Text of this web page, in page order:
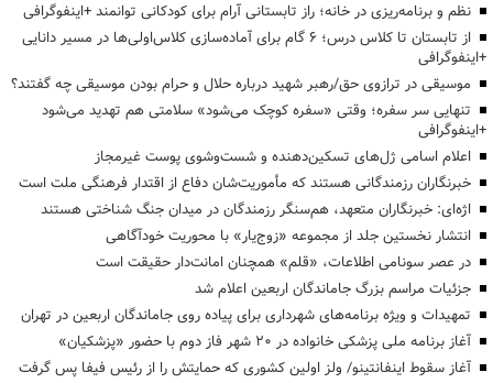
نظم و برنامه‌ریزی در خانه؛ راز تابستانی آرام برای کودکانی توانمند +اینفوگرافی
از تابستان تا کلاس درس؛ ۶ گام برای آماده‌سازی کلاس‌اولی‌ها در مسیر دانایی
+اینفوگرافی
موسیقی در ترازوی حق/رهبر شهید درباره حلال و حرام بودن موسیقی چه گفتند؟
تنهایی سر سفره؛ وقتی «سفره کوچک می‌شود» سلامتی هم تهدید می‌شود
+اینفوگرافی
اعلام اسامی ژل‌های تسکین‌دهنده و شست‌وشوی پوست غیرمجاز
خبرنگاران رزمندگانی هستند که مأموریت‌شان دفاع از اقتدار فرهنگی ملت است
اژه‌ای: خبرنگاران متعهد، هم‌سنگر رزمندگان در میدان جنگ شناختی هستند
انتشار نخستین جلد از مجموعه «زوج‌یار» با محوریت خودآگاهی
در عصر سونامی اطلاعات، «قلم» همچنان امانت‌دار حقیقت است
جزئیات مراسم بزرگ جاماندگان اربعین اعلام شد
تمهیدات و ویژه برنامه‌های شهرداری برای پیاده روی جاماندگان اربعین در تهران
آغاز برنامه ملی پزشکی خانواده در ۲۰ شهر فاز دوم با حضور «پزشکیان»
آغاز سقوط اینفانتینو/ ولز اولین کشوری که حمایتش را از رئیس فیفا پس گرفت